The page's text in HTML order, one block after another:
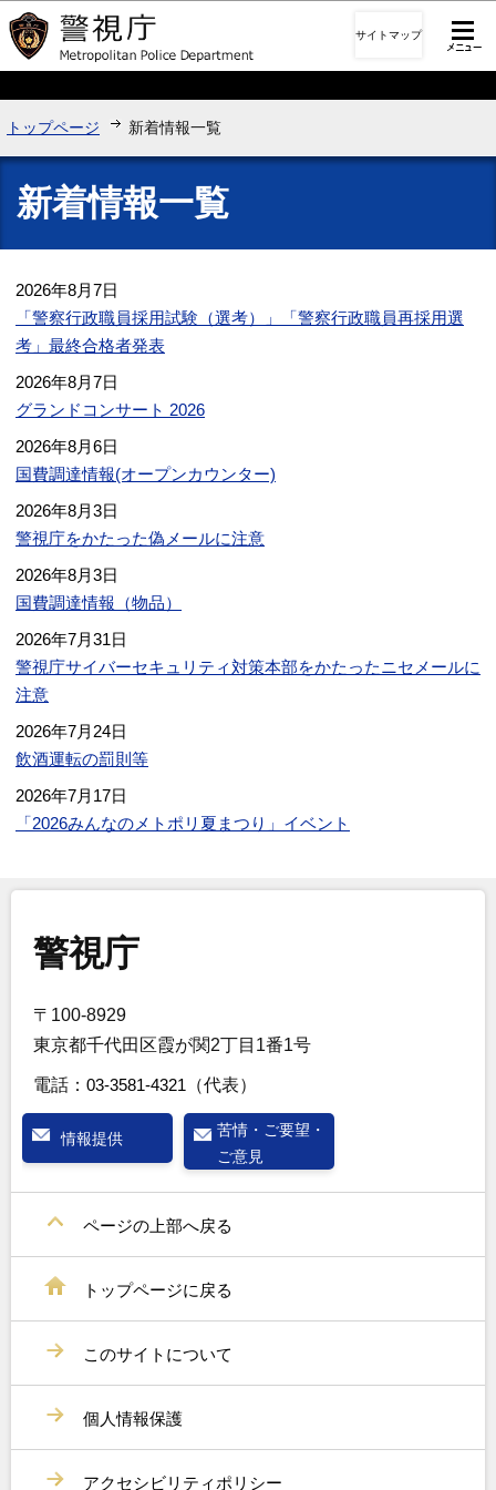
このページの本文へ移動
サイトマップ
トップページ 新着情報一覧
新着情報一覧
2026年8月7日
「警察行政職員採用試験（選考）」「警察行政職員再採用選
考」最終合格者発表
2026年8月7日
グランドコンサート 2026
2026年8月6日
国費調達情報(オープンカウンター)
2026年8月3日
警視庁をかたった偽メールに注意
2026年8月3日
国費調達情報（物品）
2026年7月31日
警視庁サイバーセキュリティ対策本部をかたったニセメールに
注意
2026年7月24日
飲酒運転の罰則等
2026年7月17日
「2026みんなのメトポリ夏まつり」イベント
警視庁
〒100-8929
東京都千代田区霞が関2丁目1番1号
電話： 03-3581-4321 （代表）
情報提供
苦情・ご要望・
ご意見
ページの上部へ戻る
トップページに戻る
このサイトについて
個人情報保護
アクセシビリティポリシー